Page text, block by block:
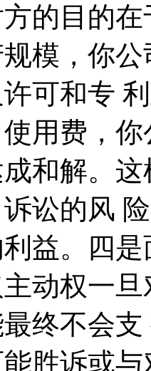
的目的
模，你
可和专
用费，
和解。
讼的风
益。四
动权一
终不会
胜诉或